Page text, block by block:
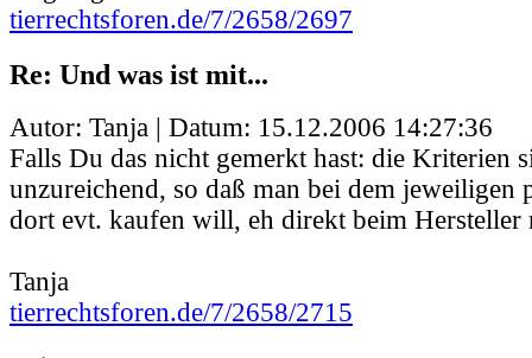
tierrechtsforen.de/7/2658/2697
Re: Und was ist mit...
Autor: Tanja | Datum: 15.12.2006 14:27:36
Falls Du das nicht gemerkt hast: die Kriterien
unzureichend, so daß man bei dem jeweiligen
dort evt. kaufen will, eh direkt beim Hersteller
Tanja
tierrechtsforen.de/7/2658/2715